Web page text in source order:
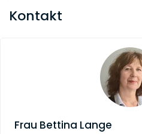
Kontakt
Frau Bettina Lange